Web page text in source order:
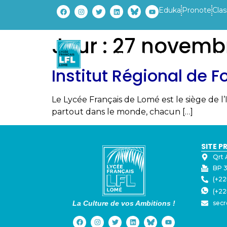
Eduka Pronote
ETABLISSEMENT PARCOURS
Jour : 27
Institut Régional de
Le Lycée Français de Lomé est le siège de
partout dans le monde, chacun […]
La Culture de vos Ambitions !
SITE
Qrt
BP